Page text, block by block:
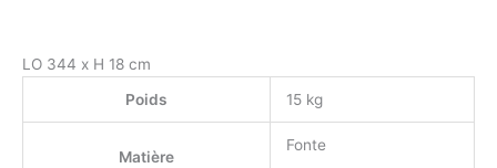
LO 344 x H 18 cm
Poids
15 kg
Matière
Fonte